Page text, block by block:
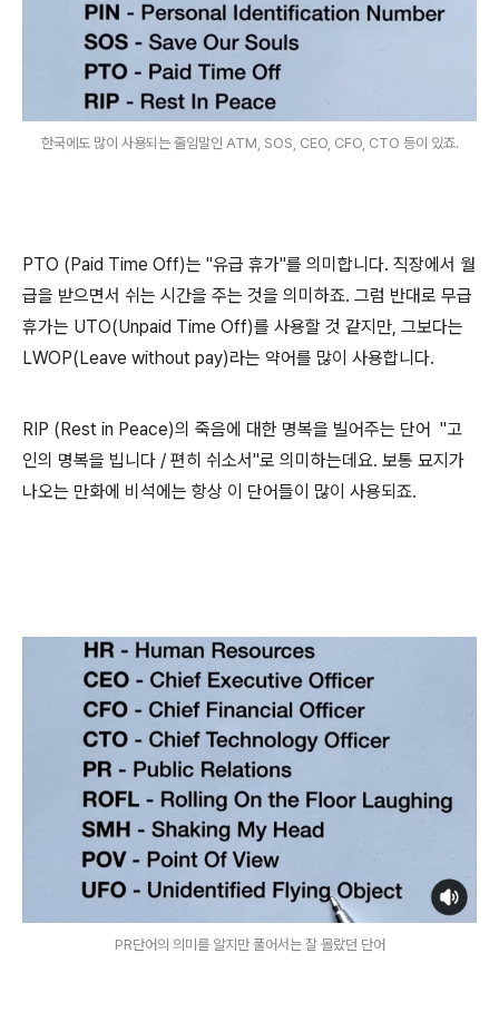
한국에도 많이 사용되는 줄임말인 ATM, SOS, CEO, CFO, CTO 등이 있죠.
PTO (Paid Time Off)는 "유급 휴가"를 의미합니다. 직장에서 월
급을 받으면서 쉬는 시간을 주는 것을 의미하죠. 그럼 반대로 무급
휴가는 UTO(Unpaid Time Off)를 사용할 것 같지만, 그보다는
LWOP(Leave without pay)라는 약어를 많이 사용합니다.
RIP (Rest in Peace)의 죽음에 대한 명복을 빌어주는 단어 "고
인의 명복을 빕니다 / 편히 쉬소서"로 의미하는데요. 보통 묘지가
나오는 만화에 비석에는 항상 이 단어들이 많이 사용되죠.
PR단어의 의미를 알지만 풀어서는 잘 몰랐던 단어